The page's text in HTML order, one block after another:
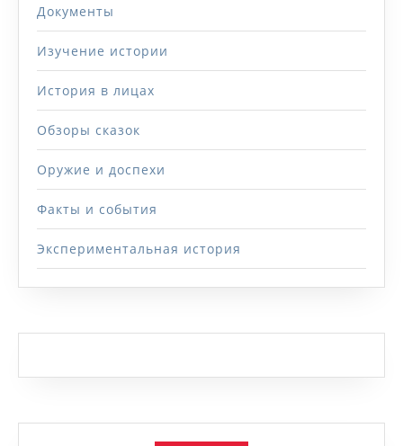
Документы
Изучение истории
История в лицах
Обзоры сказок
Оружие и доспехи
Факты и события
Экспериментальная история